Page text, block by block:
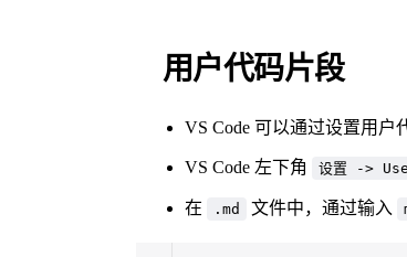
用户代码片段
VS Code 可以通过设置用户
VS Code 左下角 设置 ->
在 .md 文件中，通过输入